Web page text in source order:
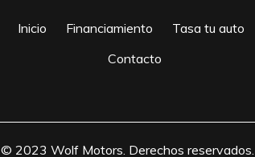
Inicio Financiamiento
Tasa tu auto
Contacto
© 2023 Wolf Motors. Derechos reservados.